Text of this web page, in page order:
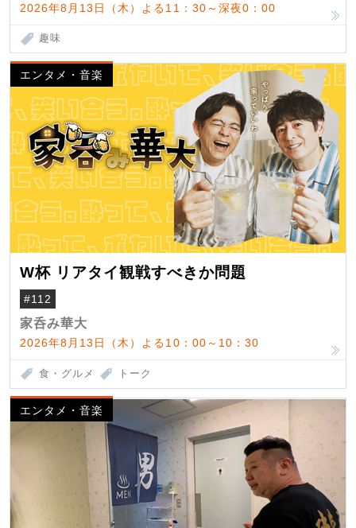
2026年8月13日（木）よる11：30～深夜0：00
趣味
エンタメ・音楽
W杯 リアタイ観戦すべきか問題
#112
家呑み華大
2026年8月13日（木）よる10：00～10：30
食・グルメ トーク
エンタメ・音楽